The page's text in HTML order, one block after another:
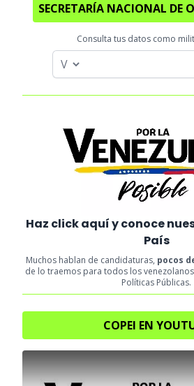
SECRETARÍA NACIONAL DE
Consulta tus datos como
Haz click aquí y conoce
País
Muchos hablan de candidaturas, pocos
de lo traemos para todos los
Políticas Públicas.
COPEI EN